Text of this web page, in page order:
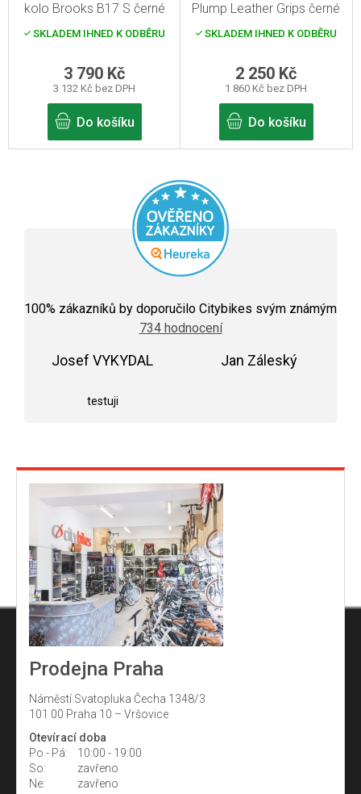
kolo Brooks B17 S černé
SKLADEM IHNED K ODBĚRU
3 132 Kč bez DPH
3 790 Kč
Do košíku
Plump Leather Grips černé
SKLADEM IHNED K ODBĚRU
1 860 Kč bez DPH
2 250 Kč
Do košíku
hodnocení
obchodu
je
100% zákazníků by doporučilo Citybikes svým známým
734 hodnocení
Josef VYKYDAL
testuji
Jan Záleský
Prodejna Praha
Náměstí Svatopluka Čecha 1348/3
101 00 Praha 10 – Vršovice
Otevírací doba
Po - Pá:
10:00 - 19:00
So:
zavřeno
Ne:
zavřeno